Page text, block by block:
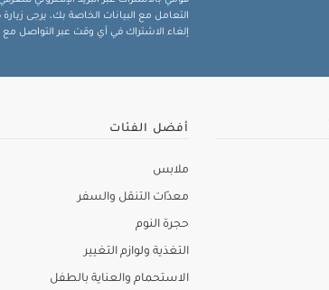
التعامل مع البيانات الخاصة بك، يرجى
إلغاء الاشتراك في أي وقت عبر التواصل مع
أفضل الفئات
ملابس
معدّات التنقل والسفر
حجرة النوم
التغذية ولوازم التغيير
الاستحمام والعناية بالطفل